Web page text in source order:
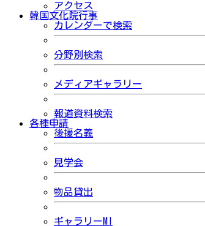
アクセス
韓国文化院行事
カレンダーで検索
分野別検索
メディアギャラリー
報道資料検索
各種申請
後援名義
見学会
物品貸出
ギャラリーMI